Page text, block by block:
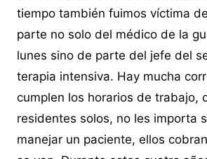
tiempo también fuimos víctima
parte no solo del médico de la
lunes sino de parte del jefe del
terapia intensiva. Hay mucha
cumplen los horarios de trabajo,
residentes solos, no les importa
manejar un paciente, ellos